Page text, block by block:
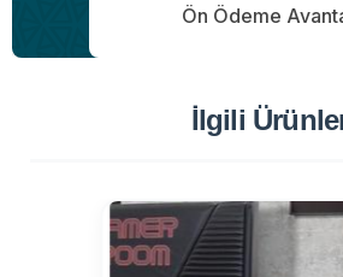
Ön Ödeme
İlgili